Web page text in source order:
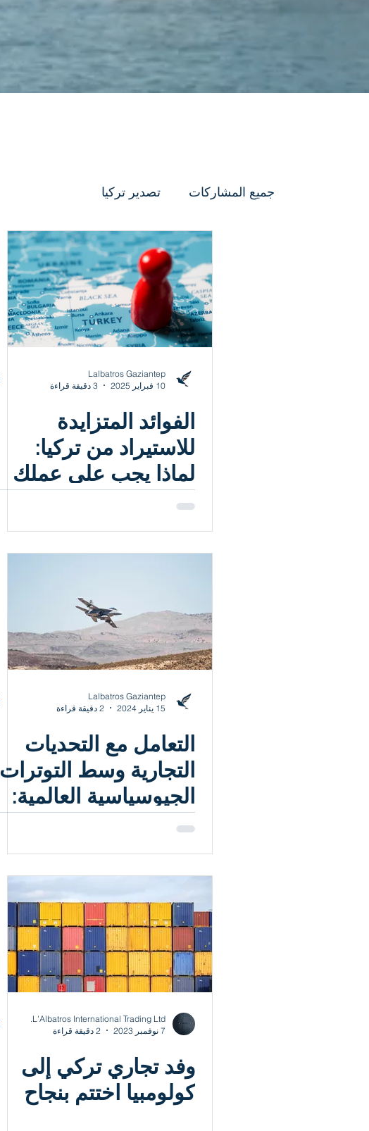
جميع المشاركات تصدير تركيا
Lalbatros Gaziantep
10 فبراير 2025
3 دقيقة قراءة
الفوائد المتزايدة
للاستيراد من تركيا:
لماذا يجب على عملك
التجاري التفكير في
ذلك؟
Lalbatros Gaziantep
15 يناير 2024
2 دقيقة قراءة
التعامل مع التحديات
التجارية وسط التوترات
الجيوسياسية العالمية:
استراتيجيات المرونة
في عام 2024
L'Albatros International Trading Ltd.
7 نوفمبر 2023
2 دقيقة قراءة
وفد تجاري تركي إلى
كولومبيا اختتم بنجاح